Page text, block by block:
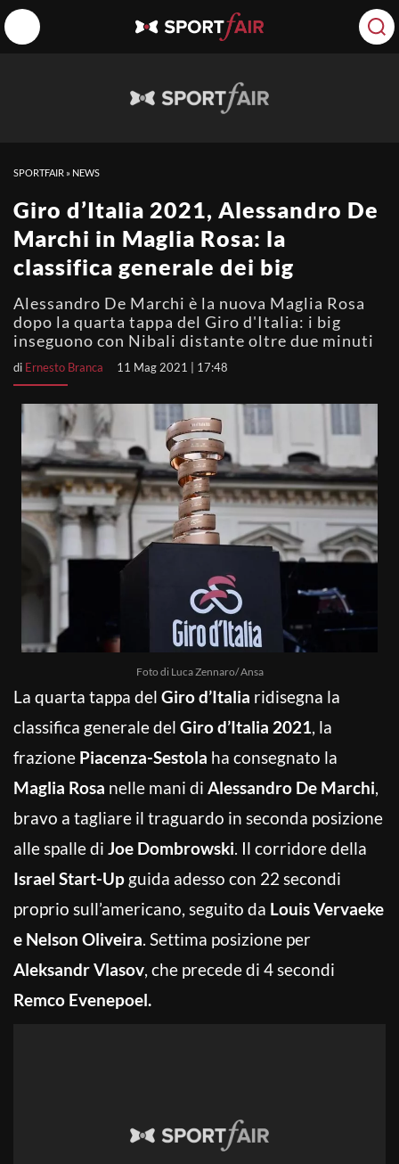
SPORTFAIR » NEWS
Giro d’Italia 2021, Alessandro De
Marchi in Maglia Rosa: la
classifica generale dei big
Alessandro De Marchi è la nuova Maglia Rosa
dopo la quarta tappa del Giro d'Italia: i big
inseguono con Nibali distante oltre due minuti
di Ernesto Branca 11 Mag 2021 | 17:48
Foto di Luca Zennaro/ Ansa
La quarta tappa del Giro d’Italia ridisegna la
classifica generale del Giro d’Italia 2021, la
frazione Piacenza-Sestola ha consegnato la
Maglia Rosa nelle mani di Alessandro De Marchi,
bravo a tagliare il traguardo in seconda posizione
alle spalle di Joe Dombrowski. Il corridore della
Israel Start-Up guida adesso con 22 secondi
proprio sull’americano, seguito da Louis Vervaeke
e Nelson Oliveira. Settima posizione per
Aleksandr Vlasov, che precede di 4 secondi
Remco Evenepoel.